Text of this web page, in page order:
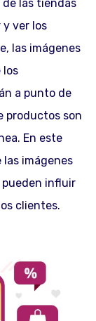
las tiendas
ver los
las imágenes
los
a punto de
productos son
En este
imágenes
pueden influir
clientes.